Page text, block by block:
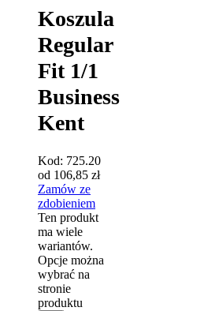
Koszula
Regular
Fit 1/1
Business
Kent
Kod: 725.20
od 106,85 zł
Zamów ze
zdobieniem
Ten produkt
ma wiele
wariantów.
Opcje można
wybrać na
stronie
produktu